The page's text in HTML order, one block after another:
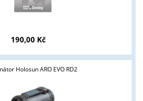
190,00 Kč
Holosun ARO EVO RD2